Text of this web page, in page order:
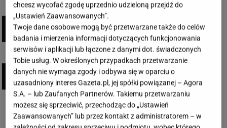
PRODUKTY
REKLAMOWE
chcesz wycofać zgodę uprzednio udzieloną przejdź do
„Ustawień Zaawansowanych”.
Twoje dane osobowe mogą być przetwarzane także do celów
badania i mierzenia informacji dotyczących funkcjonowania
serwisów i aplikacji lub łączone z danymi dot. świadczonych
Tobie usług. W określonych przypadkach przetwarzanie
danych nie wymaga zgody i odbywa się w oparciu o
uzasadniony interes Gazeta.pl, jej spółki powiązanej – Agora
S.A. – lub Zaufanych Partnerów. Takiemu przetwarzaniu
możesz się sprzeciwić, przechodząc do „Ustawień
Zaawansowanych” lub przez kontakt z administratorem – w